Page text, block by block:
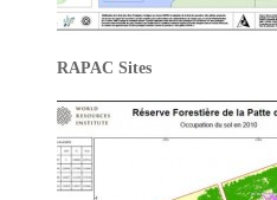
RAPAC Sites